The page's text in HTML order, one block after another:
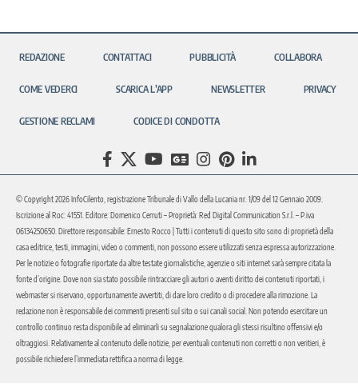
REDAZIONE CONTATTACI PUBBLICITÀ COLLABORA
COME VEDERCI SCARICA L’APP NEWSLETTER PRIVACY
GESTIONE RECLAMI CODICE DI CONDOTTA
© Copyright 2026 InfoCilento, registrazione Tribunale di Vallo della Lucania nr. 1/09 del 12 Gennaio 2009.
Iscrizione al Roc: 41551. Editore: Domenico Cerruti – Proprietà: Red Digital Communication S.r.l. – P.iva
06134250650. Direttore responsabile: Ernesto Rocco | Tutti i contenuti di questo sito sono di proprietà della
casa editrice, testi, immagini, video o commenti, non possono essere utilizzati senza espressa autorizzazione.
Per le notizie o fotografie riportate da altre testate giornalistiche, agenzie o siti internet sarà sempre citata la
fonte d’origine. Dove non sia stato possibile rintracciare gli autori o aventi diritto dei contenuti riportati, i
webmaster si riservano, opportunamente avvertiti, di dare loro credito o di procedere alla rimozione. La
redazione non è responsabile dei commenti presenti sul sito o sui canali social. Non potendo esercitare un
controllo continuo resta disponibile ad eliminarli su segnalazione qualora gli stessi risultino offensivi e/o
oltraggiosi. Relativamente al contenuto delle notizie, per eventuali contenuti non corretti o non veritieri, è
possibile richiedere l’immediata rettifica a norma di legge.